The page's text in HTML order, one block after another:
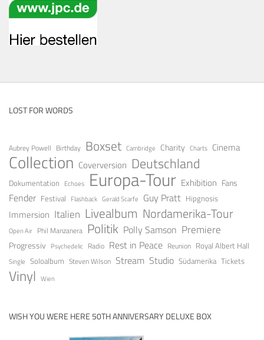
LOST FOR WORDS
Aubrey Powell Birthday Boxset Cambridge Charity Charts Cinema
Collection Coverversion Deutschland
Dokumentation Echoes Europa-Tour Exhibition Fans
Fender Festival Flashback Gerald Scarfe Guy Pratt Hipgnosis
Immersion Italien Livealbum Nordamerika-Tour
Open Air Phil Manzanera Politik Polly Samson Premiere
Progressiv Psychedelic Radio Rest in Peace Reunion Royal Albert Hall
Single Soloalbum Steven Wilson Stream Studio Südamerika Tickets
Vinyl Wien
WISH YOU WERE HERE 50TH ANNIVERSARY DELUXE BOX